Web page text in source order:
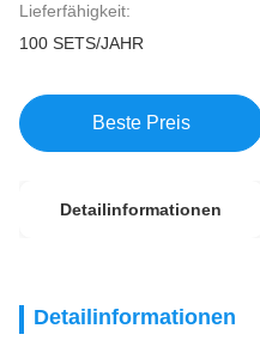
Lieferfähigkeit:
100 SETS/JAHR
Beste Preis
Detailinformationen
Detailinformationen